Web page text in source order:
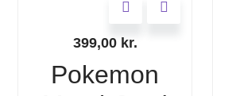
399,00 kr.
Pokemon